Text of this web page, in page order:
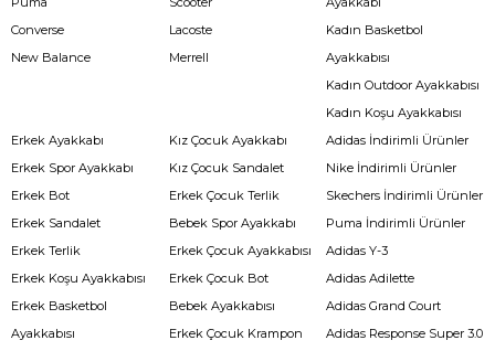
Converse
New Balance
Lacoste
Merrell
Kadın Basketbol
Ayakkabısı
Kadın Outdoor Ayakkabısı
Kadın Koşu Ayakkabısı
Erkek Ayakkabı
Erkek Spor Ayakkabı
Erkek Bot
Erkek Sandalet
Erkek Terlik
Erkek Koşu Ayakkabısı
Erkek Basketbol
Ayakkabısı
Kız Çocuk Ayakkabı
Kız Çocuk Sandalet
Erkek Çocuk Terlik
Bebek Spor Ayakkabı
Erkek Çocuk Ayakkabısı
Erkek Çocuk Bot
Bebek Ayakkabısı
Erkek Çocuk Krampon
Adidas İndirimli Ürünler
Nike İndirimli Ürünler
Skechers İndirimli Ürünler
Puma İndirimli Ürünler
Adidas Y-3
Adidas Adilette
Adidas Grand Court
Adidas Response Super 3.0